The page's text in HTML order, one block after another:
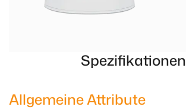
Spezifikationen
Allgemeine Attribute